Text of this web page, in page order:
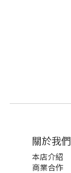
關於我們
本店介紹
商業合作